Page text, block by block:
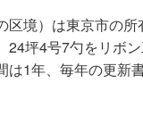
区境）は東京市の
24坪4号7勺をリボ
1年、毎年の更新